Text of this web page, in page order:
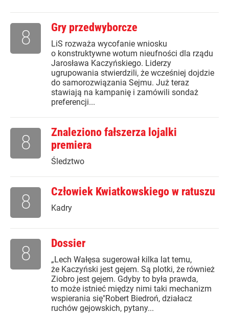
Gry przedwyborcze
LiS rozważa wycofanie wniosku
o konstruktywne wotum nieufności dla rządu
Jarosława Kaczyńskiego. Liderzy
ugrupowania stwierdzili, że wcześniej dojdzie
do samorozwiązania Sejmu. Już teraz
stawiają na kampanię i zamówili sondaż
preferencji...
8
Znaleziono fałszerza lojalki
premiera
Śledztwo
8
Człowiek Kwiatkowskiego w ratuszu
Kadry
8
Dossier
„Lech Wałęsa sugerował kilka lat temu,
że Kaczyński jest gejem. Są plotki, że również
Ziobro jest gejem. Gdyby to była prawda,
to może istnieć między nimi taki mechanizm
wspierania się"Robert Biedroń, działacz
ruchów gejowskich, pytany...
8